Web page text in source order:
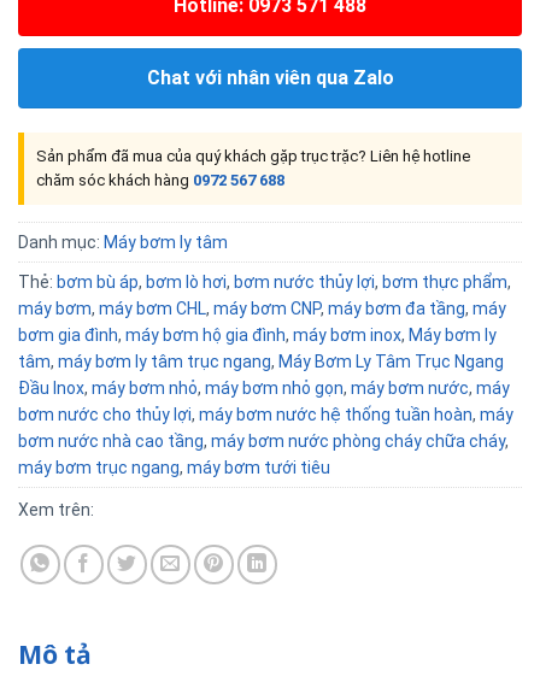
Hotline: 0973 571 488
Chat với nhân viên qua Zalo
Sản phẩm đã mua của quý khách gặp trục trặc? Liên hệ hotline
chăm sóc khách hàng 0972 567 688
Danh mục: Máy bơm ly tâm
Thẻ: bơm bù áp, bơm lò hơi, bơm nước thủy lợi, bơm thực phẩm,
máy bơm, máy bơm CHL, máy bơm CNP, máy bơm đa tầng, máy
bơm gia đình, máy bơm hộ gia đình, máy bơm inox, Máy bơm ly
tâm, máy bơm ly tâm trục ngang, Máy Bơm Ly Tâm Trục Ngang
Đầu Inox, máy bơm nhỏ, máy bơm nhỏ gọn, máy bơm nước, máy
bơm nước cho thủy lợi, máy bơm nước hệ thống tuần hoàn, máy
bơm nước nhà cao tầng, máy bơm nước phòng cháy chữa cháy,
máy bơm trục ngang, máy bơm tưới tiêu
Xem trên:
Mô tả